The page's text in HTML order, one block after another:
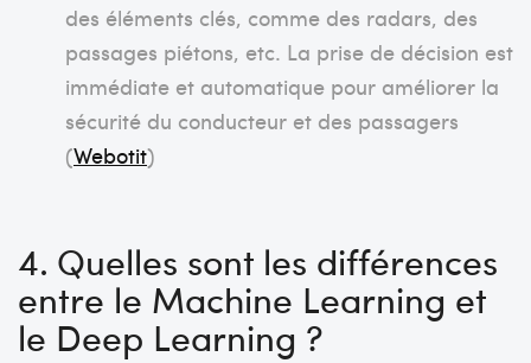
des éléments clés, comme des radars, des
passages piétons, etc. La prise de décision est
immédiate et automatique pour améliorer la
sécurité du conducteur et des passagers
(Webotit)
4. Quelles sont les différences
entre le Machine Learning et
le Deep Learning ?